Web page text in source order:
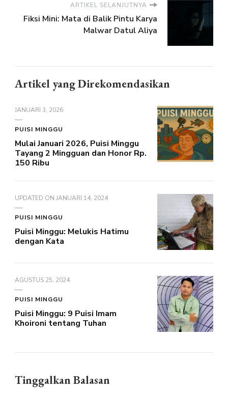
ARTIKEL SELANJUTNYA
Fiksi Mini: Mata di Balik Pintu Karya
Malwar Datul Aliya
Artikel yang Direkomendasikan
JANUARI 3, 2026
PUISI MINGGU
Mulai Januari 2026, Puisi Minggu
Tayang 2 Mingguan dan Honor Rp.
150 Ribu
UPDATED ON JANUARI 14, 2024
PUISI MINGGU
Puisi Minggu: Melukis Hatimu
dengan Kata
AGUSTUS 25, 2024
PUISI MINGGU
Puisi Minggu: 9 Puisi Imam
Khoironi tentang Tuhan
Tinggalkan Balasan